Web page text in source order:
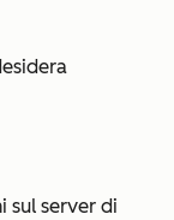
sul server di